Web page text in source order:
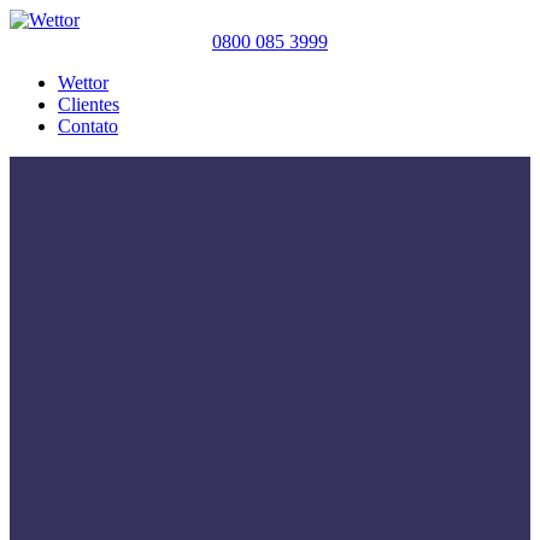
0800 085 3999
Wettor
Clientes
Contato